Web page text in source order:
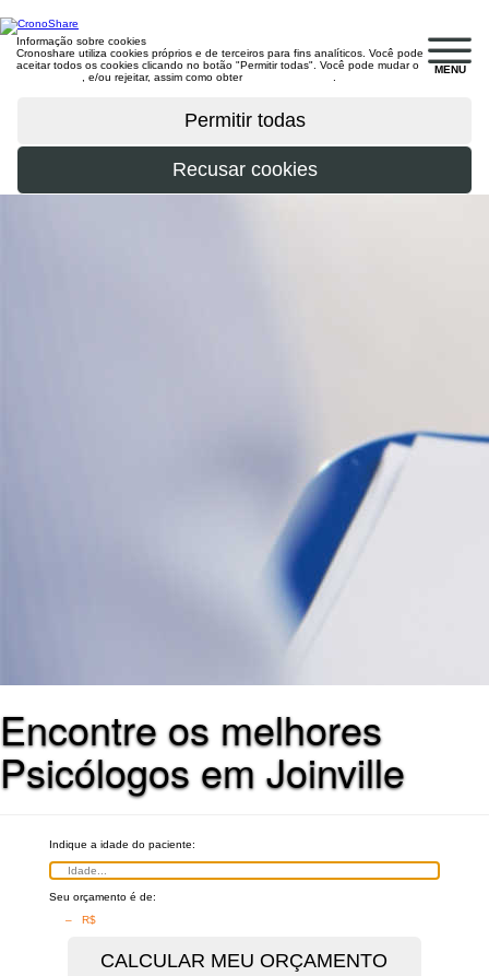
MENU
Informação sobre cookies
Cronoshare utiliza cookies próprios e de terceiros para fins analíticos. Você pode
aceitar todos os cookies clicando no botão "Permitir todas". Você pode mudar o
, e/ou rejeitar, assim como obter
Encontre os melhores
Psicólogos em Joinville
Indique a idade do paciente:
Seu orçamento é de:
– R$